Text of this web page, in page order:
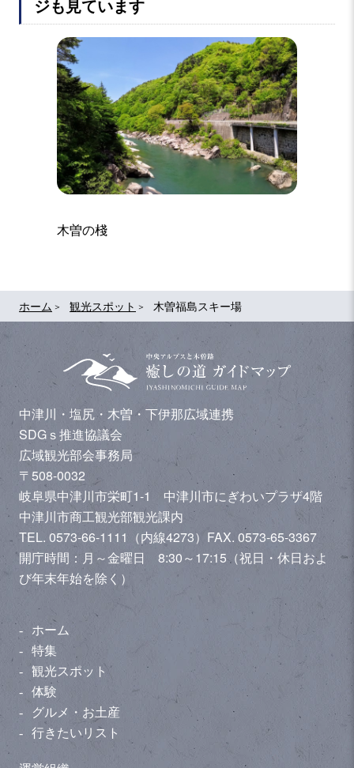
ホーム 観光スポット 木曽福島スキー場
ジも見ています
木曽の棧
ホーム
特集
観光スポット
体験
グルメ・お土産
行きたいリスト
中津川・塩尻・木曽・下伊那広域連携
SDGｓ推進協議会
広域観光部会事務局
〒508-0032
岐阜県中津川市栄町1-1 中津川市にぎわいプラザ4階
中津川市商工観光部観光課内
TEL. 0573-66-1111（内線4273） FAX. 0573-65-3367
開庁時間：月～金曜日 8:30～17:15（祝日・休日およ
び年末年始を除く）